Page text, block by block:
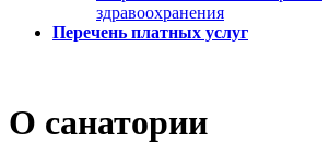
здравоохранения
Перечень платных услуг
О санатории